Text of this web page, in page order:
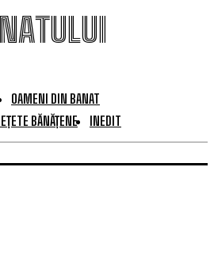
OAMENI DIN BANAT
BĂNĂȚENE INEDIT